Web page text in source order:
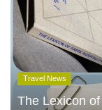
Travel News
The Lexicon